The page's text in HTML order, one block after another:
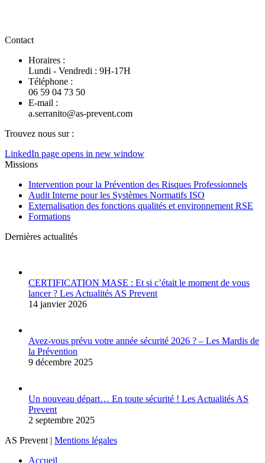
Contact
Horaires :
Lundi - Vendredi : 9H-17H
Téléphone :
06 59 04 73 50
E-mail :
a.serranito@as-prevent.com
Trouvez nous sur :
LinkedIn page opens in new window
Missions
Intervention pour la Prévention des Risques Professionnels
Audit Interne pour les Systèmes Normatifs ISO
Externalisation des fonctions qualités et environnement RSE
Formations
Dernières actualités
CERTIFICATION MASE : Et si c’était le moment de vous
lancer ? Les Actualités AS Prevent
14 janvier 2026
Avez-vous prévu votre année sécurité 2026 ? – Les Mardis de
la Prévention
9 décembre 2025
Un nouveau départ… En toute sécurité ! Les Actualités AS
Prevent
2 septembre 2025
AS Prevent | Mentions légales
Accueil